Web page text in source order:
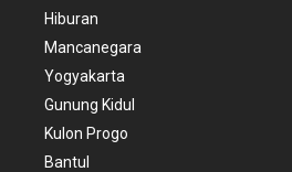
Hiburan
Mancanegara
Yogyakarta
Gunung Kidul
Kulon Progo
Bantul